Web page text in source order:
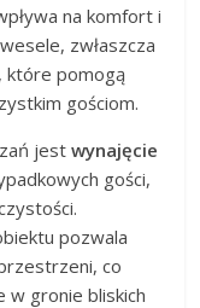
na komfort i
zwłaszcza
które pomogą
gościom.
jestwynajęcie
gości,
pozwala
co
w gronie bliskich